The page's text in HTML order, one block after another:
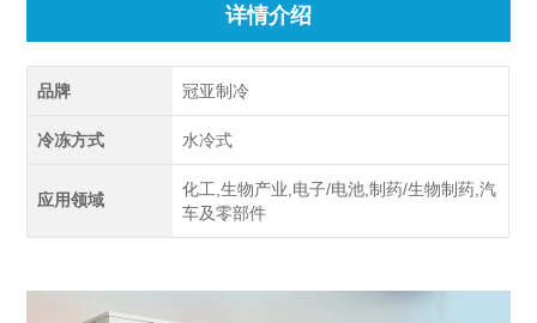
详情介绍
品牌 冠亚制冷
冷冻方式 水冷式
应用领域
化工,生物产业,电子/电池,制药/生物制药,汽
车及零部件